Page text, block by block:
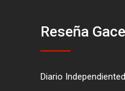
Reseña
Diario